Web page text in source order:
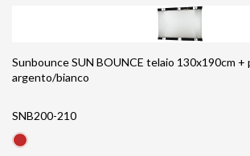
Sunbounce SUN BOUNCE telaio 130x190cm
argento/bianco
SNB200-210